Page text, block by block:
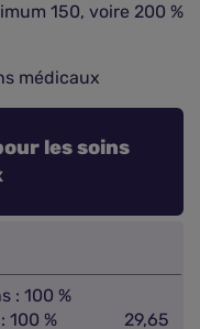
150, voire 200 %
médicaux
les soins
: 100 %
100 %
29,65